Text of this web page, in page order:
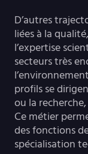
D’autres
liées à la
l’expertise
secteurs très
profils se
ou la
Ce métier
des fonctions
spécialisation